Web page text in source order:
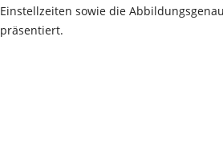
Einstellzeiten sowie die
präsentiert.